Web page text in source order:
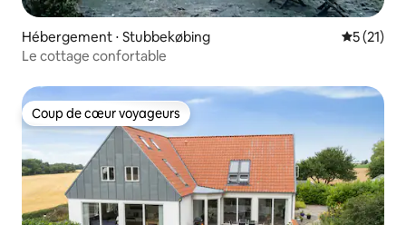
Hébergement ⋅ Stubbekøbing
5 (21)
Le cottage confortable
Coup de cœur voyageurs
Coup de cœur voyageurs